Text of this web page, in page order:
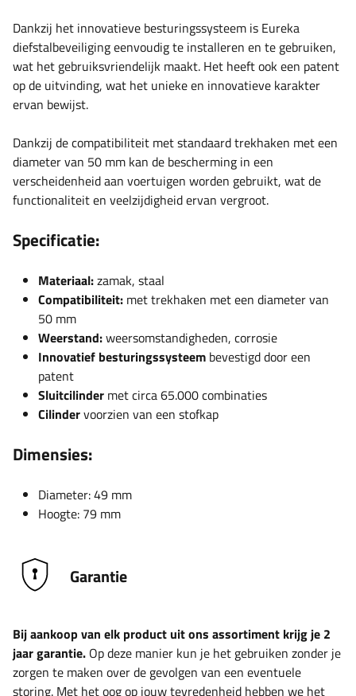
Dankzij het innovatieve besturingssysteem is Eureka
diefstalbeveiliging eenvoudig te installeren en te gebruiken,
wat het gebruiksvriendelijk maakt. Het heeft ook een patent
op de uitvinding, wat het unieke en innovatieve karakter
ervan bewijst.
Dankzij de compatibiliteit met standaard trekhaken met een
diameter van 50 mm kan de bescherming in een
verscheidenheid aan voertuigen worden gebruikt, wat de
functionaliteit en veelzijdigheid ervan vergroot.
Specificatie:
Materiaal:zamak, staal
Compatibiliteit: met trekhaken met een diameter van
50 mm
Weerstand:weersomstandigheden, corrosie
Innovatief besturingssysteem bevestigd door een
patent
Sluitcilinder met circa 65.000 combinaties
Cilindervoorzien van een stofkap
Dimensies:
Diameter: 49 mm
Hoogte: 79 mm
Garantie
Bij aankoop van elk product uit ons assortiment krijg je 2
jaar garantie. Op deze manier kun je het gebruiken zonder je
zorgen te maken over de gevolgen van een eventuele
storing. Met het oog op jouw tevredenheid hebben we het